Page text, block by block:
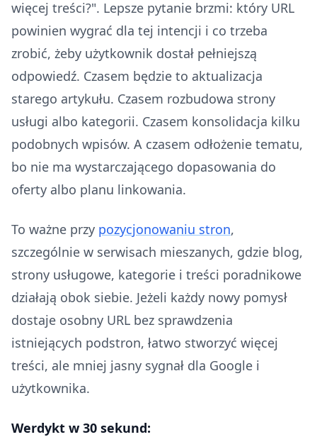
więcej treści?". Lepsze pytanie brzmi: który URL
powinien wygrać dla tej intencji i co trzeba
zrobić, żeby użytkownik dostał pełniejszą
odpowiedź. Czasem będzie to aktualizacja
starego artykułu. Czasem rozbudowa strony
usługi albo kategorii. Czasem konsolidacja kilku
podobnych wpisów. A czasem odłożenie tematu,
bo nie ma wystarczającego dopasowania do
oferty albo planu linkowania.
To ważne przy pozycjonowaniu stron,
szczególnie w serwisach mieszanych, gdzie blog,
strony usługowe, kategorie i treści poradnikowe
działają obok siebie. Jeżeli każdy nowy pomysł
dostaje osobny URL bez sprawdzenia
istniejących podstron, łatwo stworzyć więcej
treści, ale mniej jasny sygnał dla Google i
użytkownika.
Werdykt w 30 sekund: